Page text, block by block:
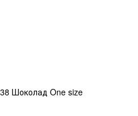
Шоколад One size